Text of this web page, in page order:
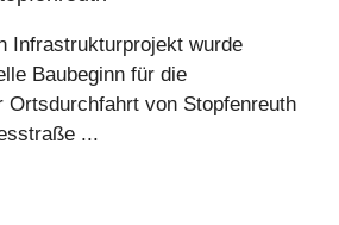
Infrastrukturprojekt wurde
Baubeginn für die
Ortsdurchfahrt von Stopfenreuth
...